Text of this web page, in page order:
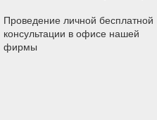
Проведение личной бесплатной
консультации в офисе нашей
фирмы